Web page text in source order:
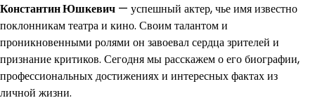
Константин Юшкевич — успешный актер, чье имя известно
поклонникам театра и кино. Своим талантом и
проникновенными ролями он завоевал сердца зрителей и
признание критиков. Сегодня мы расскажем о его биографии,
профессиональных достижениях и интересных фактах из
личной жизни.